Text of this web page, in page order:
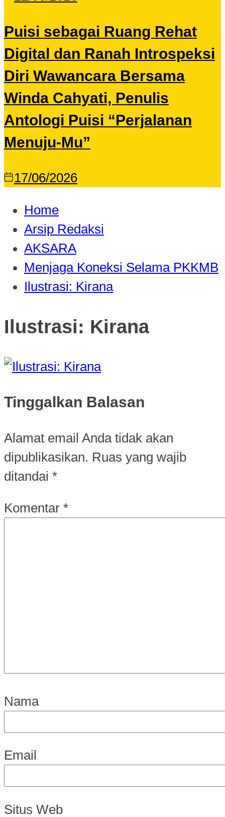
Puisi sebagai Ruang Rehat
Digital dan Ranah Introspeksi
Diri Wawancara Bersama
Winda Cahyati, Penulis
Antologi Puisi “Perjalanan
Menuju-Mu”
17/06/2026
Home
Arsip Redaksi
AKSARA
Menjaga Koneksi Selama PKKMB
Ilustrasi: Kirana
Ilustrasi: Kirana
Tinggalkan Balasan
Alamat email Anda tidak akan
dipublikasikan. Ruas yang wajib
ditandai *
Komentar *
Nama
Email
Situs Web